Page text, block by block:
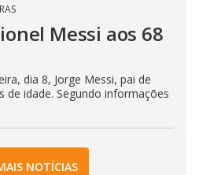
Messi aos 68
dia 8, Jorge Messi, pai de
de idade. Segundo informações
NOTÍCIAS